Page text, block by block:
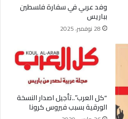
وفد عربي في سفارة فلسطين
بباريس
28 نوفمبر، 2025
“كل العرب”..تأجيل اصدار النسخة
الورقية بسبب فيروس كرونا